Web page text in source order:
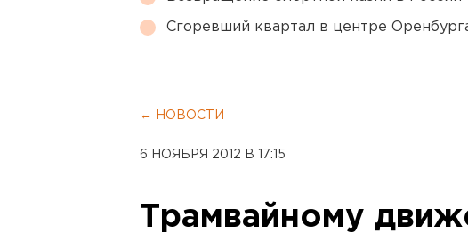
Сгоревший квартал в центре
← НОВОСТИ
6 НОЯБРЯ 2012 В 17:15
Трамвайному